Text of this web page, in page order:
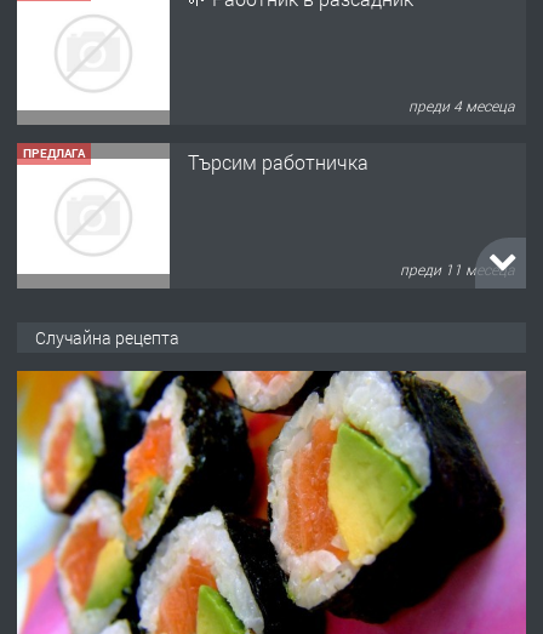
преди 4 месеца
ПРЕДЛАГА Търсим работничка
преди 11 месеца
преди 1 година
ПРЕДЛАГА Работа за общи работници
преди 1 година
Случайна рецепта